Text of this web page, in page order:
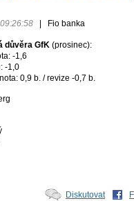
Fio banka
důvěra GfK (prosinec):
-1,6
-1,0
0,9 b. / revize -0,7 b.
Diskutovat